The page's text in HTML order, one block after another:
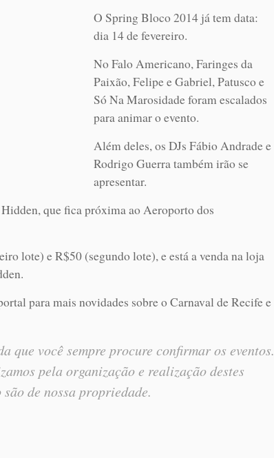
O Spring Bloco 2014 já tem data:
dia 14 de fevereiro.
No Falo Americano, Faringes da
Paixão, Felipe e Gabriel, Patusco e
Só Na Marosidade foram escalados
para animar o evento.
Além deles, os DJs Fábio Andrade e
Rodrigo Guerra também irão se
apresentar.
que fica próxima ao Aeroporto dos
lote) e R$50 (segundo lote), e está a venda na loja
para mais novidades sobre o Carnaval de Recife e
que você sempre procure confirmar os eventos.
pela organização e realização destes
de nossa propriedade.